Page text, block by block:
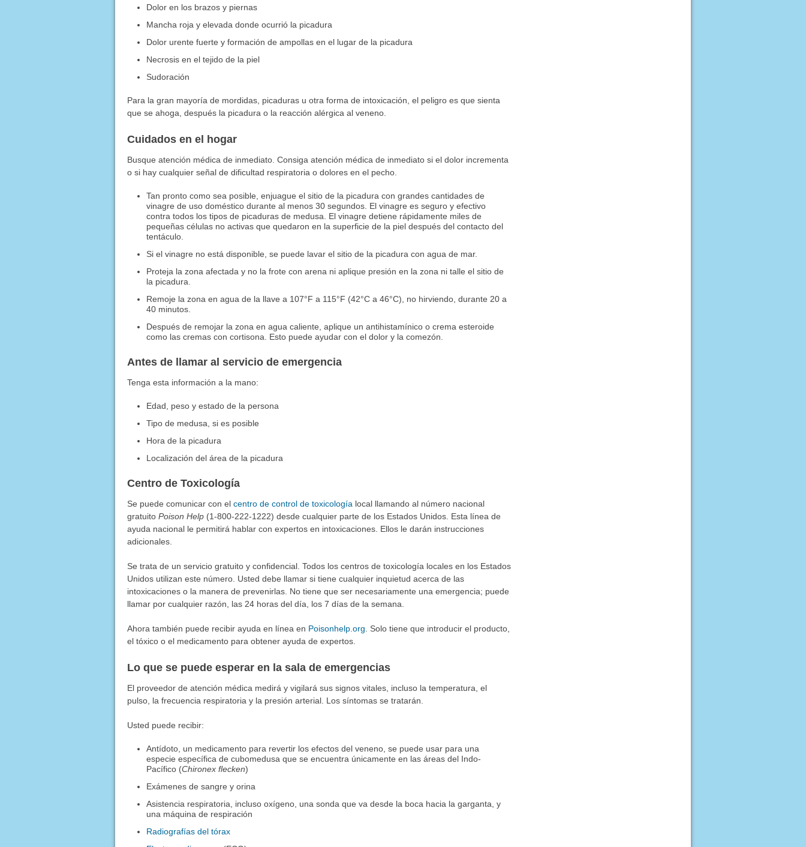
Dolor en los brazos y piernas
Mancha roja y elevada donde ocurrió la picadura
Dolor urente fuerte y formación de ampollas en el lugar de la picadura
Necrosis en el tejido de la piel
Sudoración
Para la gran mayoría de mordidas, picaduras u otra forma de intoxicación, el peligro es que sienta
que se ahoga, después la picadura o la reacción alérgica al veneno.
Cuidados en el hogar
Busque atención médica de inmediato. Consiga atención médica de inmediato si el dolor incrementa
o si hay cualquier señal de dificultad respiratoria o dolores en el pecho.
Tan pronto como sea posible, enjuague el sitio de la picadura con grandes cantidades de
vinagre de uso doméstico durante al menos 30 segundos. El vinagre es seguro y efectivo
contra todos los tipos de picaduras de medusa. El vinagre detiene rápidamente miles de
pequeñas células no activas que quedaron en la superficie de la piel después del contacto del
tentáculo.
Si el vinagre no está disponible, se puede lavar el sitio de la picadura con agua de mar.
Proteja la zona afectada y no la frote con arena ni aplique presión en la zona ni talle el sitio de
la picadura.
Remoje la zona en agua de la llave a 107°F a 115°F (42°C a 46°C), no hirviendo, durante 20 a
40 minutos.
Después de remojar la zona en agua caliente, aplique un antihistamínico o crema esteroide
como las cremas con cortisona. Esto puede ayudar con el dolor y la comezón.
Antes de llamar al servicio de emergencia
Tenga esta información a la mano:
Edad, peso y estado de la persona
Tipo de medusa, si es posible
Hora de la picadura
Localización del área de la picadura
Centro de Toxicología
Se puede comunicar con el centro de control de toxicología local llamando al número nacional
gratuito Poison Help(1-800-222-1222) desde cualquier parte de los Estados Unidos. Esta línea de
ayuda nacional le permitirá hablar con expertos en intoxicaciones. Ellos le darán instrucciones
adicionales.
Se trata de un servicio gratuito y confidencial. Todos los centros de toxicología locales en los Estados
Unidos utilizan este número. Usted debe llamar si tiene cualquier inquietud acerca de las
intoxicaciones o la manera de prevenirlas. No tiene que ser necesariamente una emergencia; puede
llamar por cualquier razón, las 24 horas del día, los 7 días de la semana.
Ahora también puede recibir ayuda en línea en Poisonhelp.org . Solo tiene que introducir el producto,
el tóxico o el medicamento para obtener ayuda de expertos.
Lo que se puede esperar en la sala de emergencias
El proveedor de atención médica medirá y vigilará sus signos vitales, incluso la temperatura, el
pulso, la frecuencia respiratoria y la presión arterial. Los síntomas se tratarán.
Usted puede recibir:
Antídoto, un medicamento para revertir los efectos del veneno, se puede usar para una
especie específica de cubomedusa que se encuentra únicamente en las áreas del Indo-
Pacífico (Chironex flecken)
Exámenes de sangre y orina
Asistencia respiratoria, incluso oxígeno, una sonda que va desde la boca hacia la garganta, y
una máquina de respiración
Radiografías del tórax